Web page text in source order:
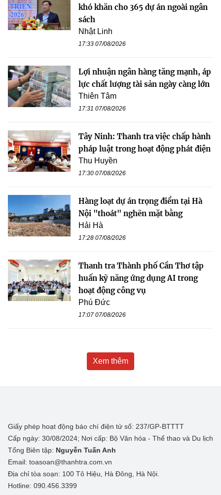
khó khăn cho 365 dự án ngoài ngân
sách
Nhật Linh
17:33 07/08/2026
Lợi nhuận ngân hàng tăng mạnh, áp
lực chất lượng tài sản ngày càng lớn
Thiên Tâm
17:31 07/08/2026
Tây Ninh: Thanh tra việc chấp hành
pháp luật trong hoạt động phát điện
Thu Huyền
17:30 07/08/2026
Hàng loạt dự án trọng điểm tại Hà
Nội "thoát" nghẽn mặt bằng
Hải Hà
17:28 07/08/2026
Thanh tra Thành phố Cần Thơ tập
huấn kỹ năng ứng dụng AI trong
hoạt động công vụ
Phú Đức
17:07 07/08/2026
Xem thêm
Giấy phép hoạt động báo chí điện tử số: 237/GP-BTTTT
Cấp ngày: 30/08/2024; Nơi cấp: Bộ Văn hóa - Thể thao và Du lịch
Tổng Biên tập: Nguyễn Tuấn Anh
Email: toasoan@thanhtra.com.vn
Địa chỉ tòa soạn: 100 Tô Hiệu, Hà Đông, Hà Nội.
Hotline: 090.456.3399